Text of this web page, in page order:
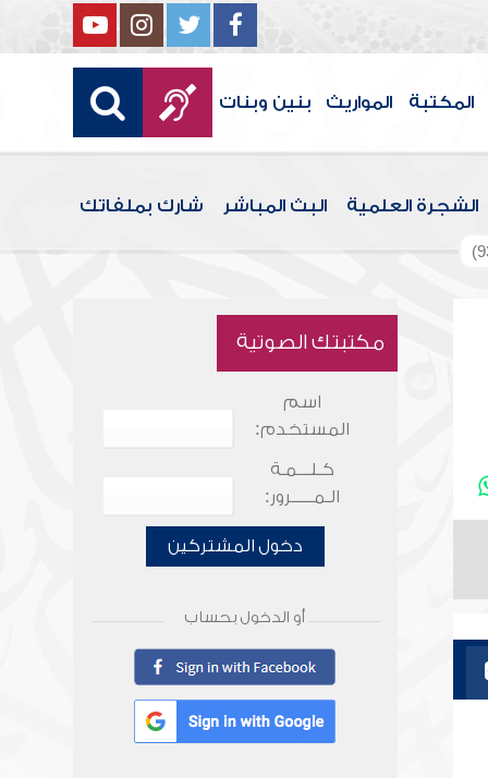
المكتبة المواريث بنين وبنات
الشجرة العلمية البث المباشر شارك بملفاتك
مكتبتك الصوتية
اسم
المستخدم:
كـلـــمـة
الـمـــــرور:
دخول المشتركين
أو الدخول بحساب